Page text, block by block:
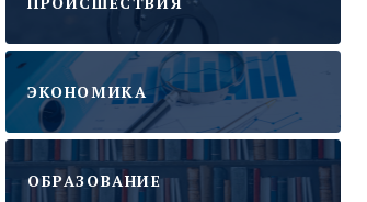
ЭКОНОМИКА
ОБРАЗОВАНИЕ